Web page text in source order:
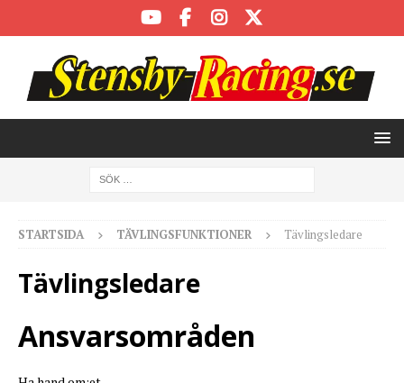
STARTSIDA TÄVLINGSFUNKTIONER Tävlingsledare
Tävlingsledare
Ansvarsområden